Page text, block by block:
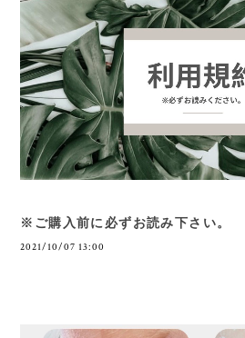
※ご購入前に必ずお読み下さい。
2021/10/07 13:00